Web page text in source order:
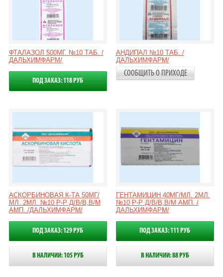
ФТАЛАЗОЛ 500МГ. №10 ТАБ. /
ДАЛЬХИМФАРМ/
ПОД ЗАКАЗ: 118 РУБ
АНДИПАЛ №10 ТАБ. /
ДАЛЬХИМФАРМ/
СООБЩИТЬ О ПРИХОДЕ
АСКОРБИНОВАЯ К-ТА 50МГ/
МЛ. 2МЛ. №10 Р-Р Д/В/В,В/М
АМП. /ДАЛЬХИМФАРМ/
ПОД ЗАКАЗ: 129 РУБ
В НАЛИЧИИ: 105 РУБ
ГЕНТАМИЦИН 40МГ/МЛ. 2МЛ.
№10 Р-Р Д/В/В,В/М АМП. /
ДАЛЬХИМФАРМ/
ПОД ЗАКАЗ: 111 РУБ
В НАЛИЧИИ: 88 РУБ